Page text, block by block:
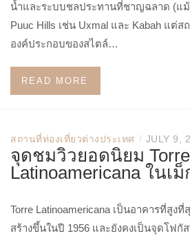
น้ำและระบบชลประทานที่ชาญฉลาด (แม้
Puuc Hills เช่น Uxmal และ Kabah แต่
องค์ประกอบของสไตล์…
READ MORE
สถานที่ท่องเที่ยวต่างประเทศ / JULY 9,
จุดชมวิวยอดนิยม Torre
Latinoamericana ในเ
Torre Latinoamericana เป็นอาคารที่สูง
สร้างขึ้นในปี 1956 และยังคงเป็นจุดโฟกั